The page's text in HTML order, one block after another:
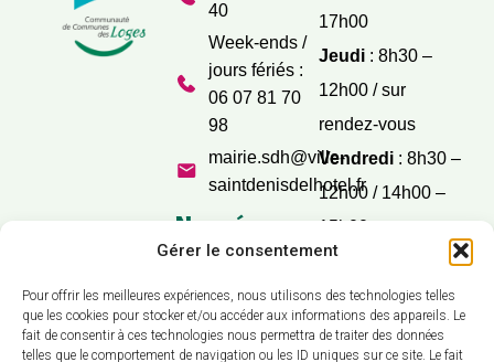
Gérer le consentement
Pour offrir les meilleures expériences, nous utilisons des technologies telles
que les cookies pour stocker et/ou accéder aux informations des appareils. Le
fait de consentir à ces technologies nous permettra de traiter des données
telles que le comportement de navigation ou les ID uniques sur ce site. Le fait
40
Week-ends /
jours fériés :
06 07 81 70
98
mairie.sdh@ville-
saintdenisdelhotel.fr
Nos réseaux
sociaux
17h00
Jeudi: 8h30 –
12h00 / sur
rendez-vous
Vendredi: 8h30 –
12h00 / 14h00 –
15h00
Samedi
12h00